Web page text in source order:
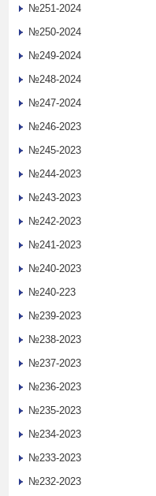
№251-2024
№250-2024
№249-2024
№248-2024
№247-2024
№246-2023
№245-2023
№244-2023
№243-2023
№242-2023
№241-2023
№240-2023
№240-223
№239-2023
№238-2023
№237-2023
№236-2023
№235-2023
№234-2023
№233-2023
№232-2023